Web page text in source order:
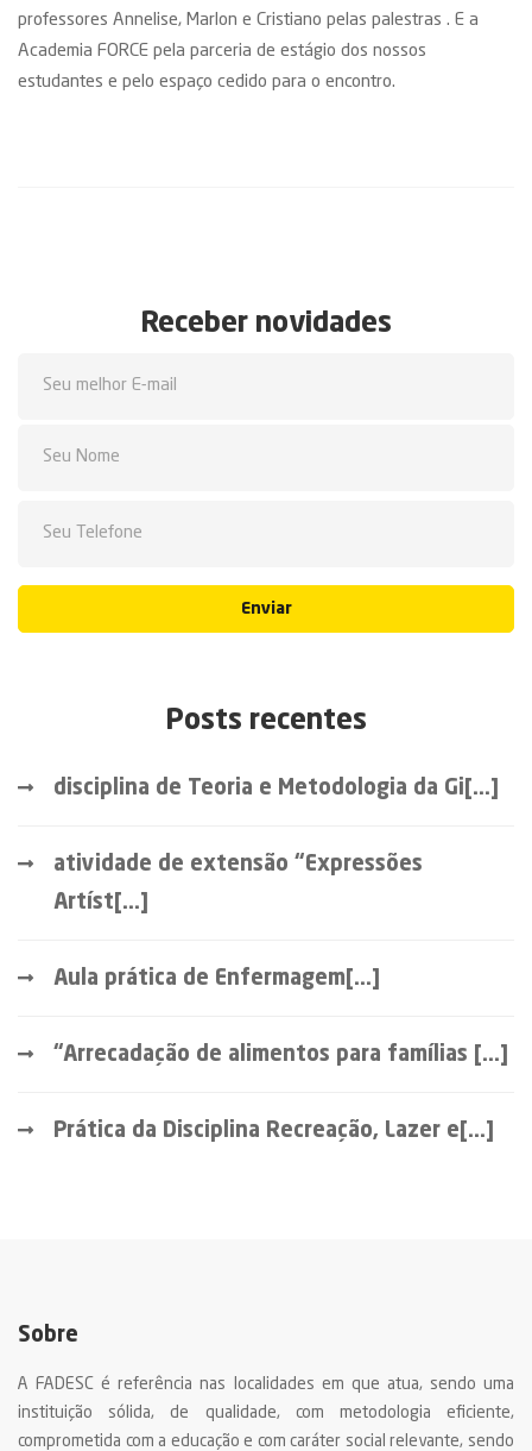
professores Annelise, Marlon e Cristiano pelas palestras . E a
Academia FORCE pela parceria de estágio dos nossos
estudantes e pelo espaço cedido para o encontro.
Receber novidades
Enviar
Posts recentes
disciplina de Teoria e Metodologia da Gi[...]
atividade de extensão “Expressões
Artíst[...]
Aula prática de Enfermagem[...]
“Arrecadação de alimentos para famílias [...]
Prática da Disciplina Recreação, Lazer e[...]
Sobre
A FADESC é referência nas localidades em que atua, sendo uma
instituição sólida, de qualidade, com metodologia eficiente,
comprometida com a educação e com caráter social relevante, sendo